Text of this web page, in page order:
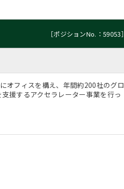
［ポジションNo.：59053］
オフィスを構え、年間約200社のグロ
援するアクセラレーター事業を行っ